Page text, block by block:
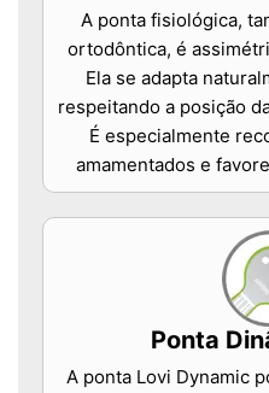
A ponta fisiológica,
ortodôntica, é
Ela se adapta
respeitando a posição
É especialmente
amamentados e
Ponta
A ponta Lovi Dynamic